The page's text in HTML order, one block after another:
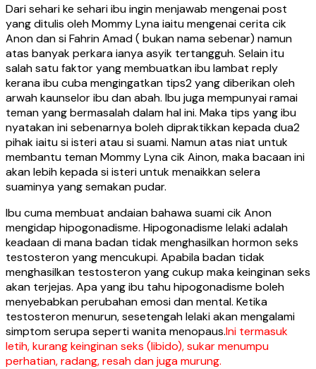
Dari sehari ke sehari ibu ingin menjawab mengenai post
yang ditulis oleh Mommy Lyna iaitu mengenai cerita cik
Anon dan si Fahrin Amad ( bukan nama sebenar) namun
atas banyak perkara ianya asyik tertangguh. Selain itu
salah satu faktor yang membuatkan ibu lambat reply
kerana ibu cuba mengingatkan tips2 yang diberikan oleh
arwah kaunselor ibu dan abah. Ibu juga mempunyai ramai
teman yang bermasalah dalam hal ini. Maka tips yang ibu
nyatakan ini sebenarnya boleh dipraktikkan kepada dua2
pihak iaitu si isteri atau si suami. Namun atas niat untuk
membantu teman Mommy Lyna cik Ainon, maka bacaan ini
akan lebih kepada si isteri untuk menaikkan selera
suaminya yang semakan pudar.
Ibu cuma membuat andaian bahawa suami cik Anon
mengidap hipogonadisme. Hipogonadisme lelaki adalah
keadaan di mana badan tidak menghasilkan hormon seks
testosteron yang mencukupi. Apabila badan tidak
menghasilkan testosteron yang cukup maka keinginan seks
akan terjejas. Apa yang ibu tahu hipogonadisme boleh
menyebabkan perubahan emosi dan mental. Ketika
testosteron menurun, sesetengah lelaki akan mengalami
simptom serupa seperti wanita menopaus.Ini termasuk
letih, kurang keinginan seks (libido), sukar menumpu
perhatian, radang, resah dan juga murung.